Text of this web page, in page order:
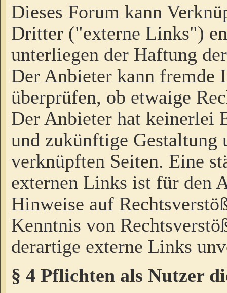
Dieses Forum kann
Dritter ("externe Links")
unterliegen der Haftung
Der Anbieter kann fremde
überprüfen, ob etwaige
Der Anbieter hat keinerlei
und zukünftige Gestaltung
verknüpften Seiten. Eine
externen Links ist für den
Hinweise auf
Kenntnis von
derartige externe Links
§ 4 Pflichten als Nutzer